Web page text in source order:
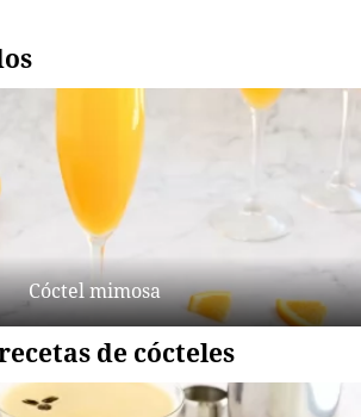
Cóctel mimosa
de cócteles